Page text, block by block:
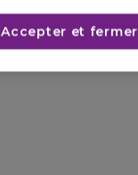
Accepter et fermer